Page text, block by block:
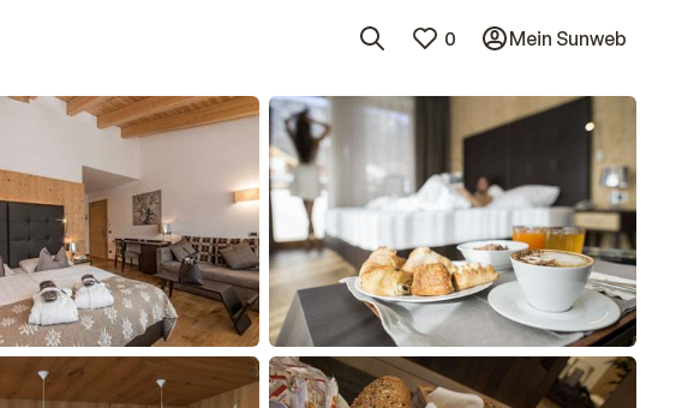
0 Mein Sunweb